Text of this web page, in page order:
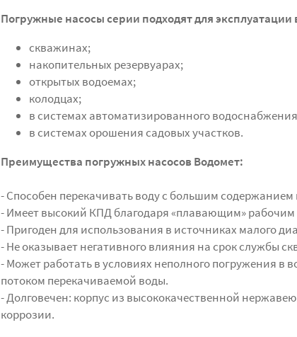
Погружные насосы серии подходят для эксплуатации
скважинах;
накопительных резервуарах;
открытых водоемах;
колодцах;
в системах автоматизированного
в системах орошения садовых участков.
Преимущества погружных насосов Водомет:
- Способен перекачивать воду с большим содержанием
- Имеет высокий КПД благодаря «плавающим» рабочим
- Пригоден для использования в источниках малого
- Не оказывает негативного влияния на срок службы
- Может работать в условиях неполного погружения в
потоком перекачиваемой воды.
- Долговечен: корпус из высококачественной
коррозии.